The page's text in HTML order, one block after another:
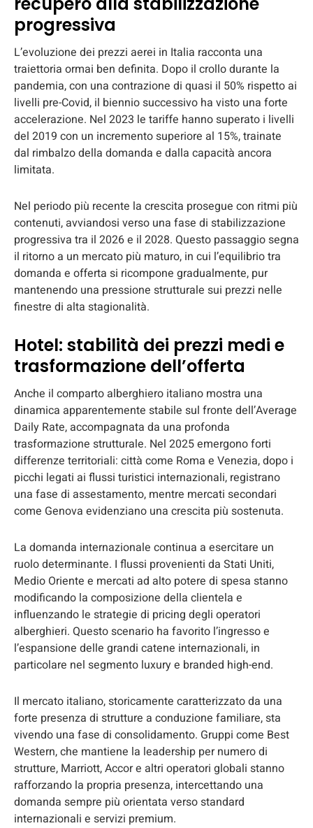
progressiva
L’evoluzione dei prezzi aerei in Italia racconta una
traiettoria ormai ben definita. Dopo il crollo durante la
pandemia, con una contrazione di quasi il 50% rispetto ai
livelli pre-Covid, il biennio successivo ha visto una forte
accelerazione. Nel 2023 le tariffe hanno superato i livelli
del 2019 con un incremento superiore al 15%, trainate
dal rimbalzo della domanda e dalla capacità ancora
limitata.
Nel periodo più recente la crescita prosegue con ritmi più
contenuti, avviandosi verso una fase di stabilizzazione
progressiva tra il 2026 e il 2028. Questo passaggio segna
il ritorno a un mercato più maturo, in cui l’equilibrio tra
domanda e offerta si ricompone gradualmente, pur
mantenendo una pressione strutturale sui prezzi nelle
finestre di alta stagionalità.
Hotel: stabilità dei prezzi medi e
trasformazione dell’offerta
Anche il comparto alberghiero italiano mostra una
dinamica apparentemente stabile sul fronte dell’Average
Daily Rate, accompagnata da una profonda
trasformazione strutturale. Nel 2025 emergono forti
differenze territoriali: città come Roma e Venezia, dopo i
picchi legati ai flussi turistici internazionali, registrano
una fase di assestamento, mentre mercati secondari
come Genova evidenziano una crescita più sostenuta.
La domanda internazionale continua a esercitare un
ruolo determinante. I flussi provenienti da Stati Uniti,
Medio Oriente e mercati ad alto potere di spesa stanno
modificando la composizione della clientela e
influenzando le strategie di pricing degli operatori
alberghieri. Questo scenario ha favorito l’ingresso e
l’espansione delle grandi catene internazionali, in
particolare nel segmento luxury e branded high-end.
Il mercato italiano, storicamente caratterizzato da una
forte presenza di strutture a conduzione familiare, sta
vivendo una fase di consolidamento. Gruppi come Best
Western, che mantiene la leadership per numero di
strutture, Marriott, Accor e altri operatori globali stanno
rafforzando la propria presenza, intercettando una
domanda sempre più orientata verso standard
internazionali e servizi premium.